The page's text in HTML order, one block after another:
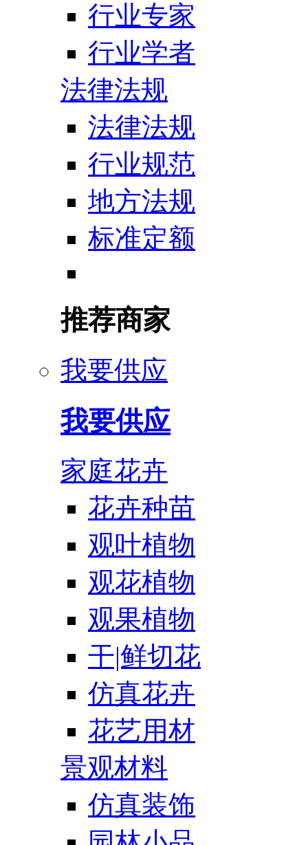
行业专家
行业学者
法律法规
法律法规
行业规范
地方法规
标准定额
推荐商家
我要供应
我要供应
家庭花卉
花卉种苗
观叶植物
观花植物
观果植物
干|鲜切花
仿真花卉
花艺用材
景观材料
仿真装饰